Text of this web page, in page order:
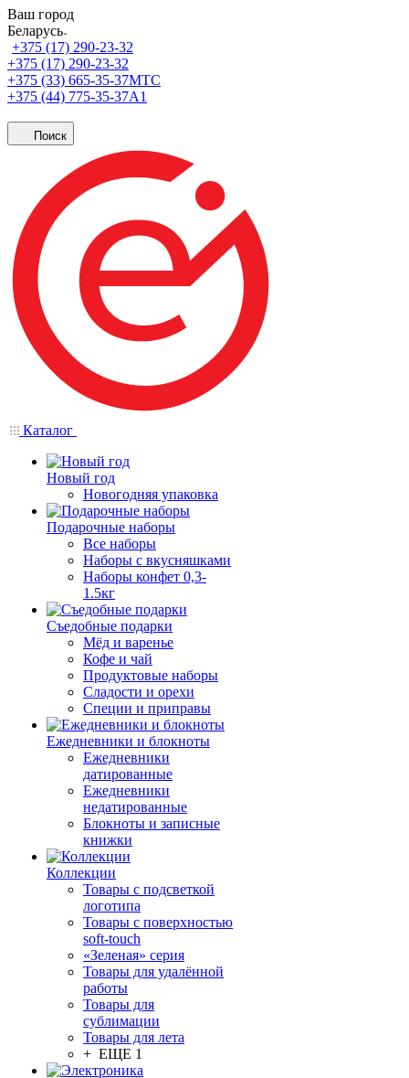
Ваш город
Беларусь
+375 (17) 290-23-32
+375 (17) 290-23-32
+375 (33) 665-35-37МТС
+375 (44) 775-35-37А1
Поиск
Каталог
Новый год
Новогодняя упаковка
Подарочные наборы
Все наборы
Наборы с вкусняшками
Наборы конфет 0,3-
1.5кг
Съедобные подарки
Мёд и варенье
Кофе и чай
Продуктовые наборы
Сладости и орехи
Специи и приправы
Ежедневники и блокноты
Ежедневники
датированные
Ежедневники
недатированные
Блокноты и записные
книжки
Коллекции
Товары с подсветкой
логотипа
Товары с поверхностью
soft-touch
«Зеленая» серия
Товары для удалённой
работы
Товары для
сублимации
Товары для лета
+ ЕЩЕ 1